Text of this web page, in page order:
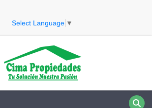
Select Language ▼